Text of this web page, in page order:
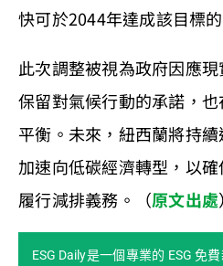
快可於2044年達成該目標
此次調整被視為政府因應
保留對氣候行動的承諾，
平衡。未來，紐西蘭將持
加速向低碳經濟轉型，以
履行減排義務。（原文出處）
ESG Daily是一個專業的 ESG 免